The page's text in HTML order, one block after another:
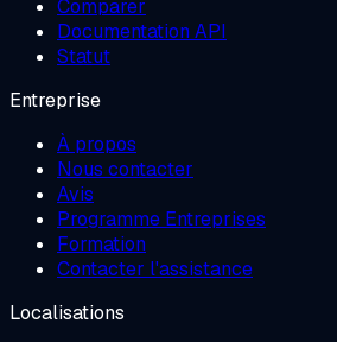
Comparer
Documentation API
Statut
Entreprise
À propos
Nous contacter
Avis
Programme Entreprises
Formation
Contacter l'assistance
Localisations